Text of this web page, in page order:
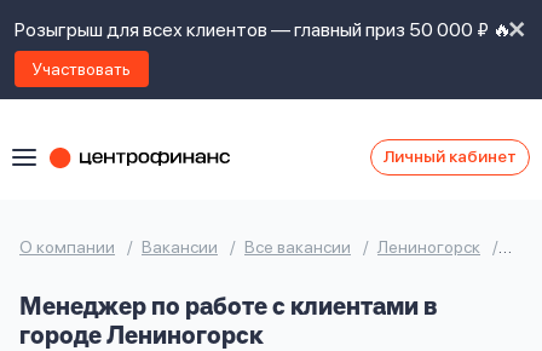
Розыгрыш для всех клиентов — главный приз 50 000 ₽ 🔥
Участвовать
Личный кабинет
О компании Вакансии Все вакансии Лениногорск
Менеджер по работе с клиентами в
городе Лениногорск
контакты
Я
правилами
предоставления